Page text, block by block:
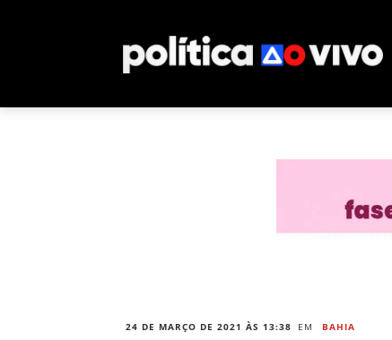
24 DE MARÇO DE 2021 ÀS 13:38 EM BAHIA